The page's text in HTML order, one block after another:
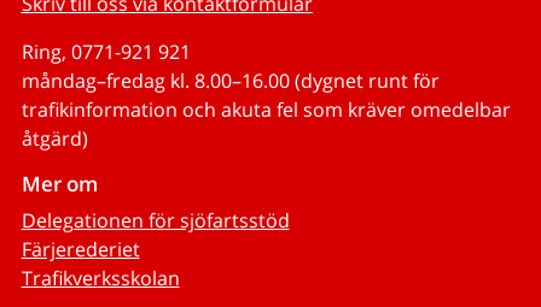
Ring, 0771-921 921
måndag–fredag kl. 8.00–16.00 (dygnet runt för
trafikinformation och akuta fel som kräver omedelbar
åtgärd)
Mer om
Delegationen för sjöfartsstöd
Färjerederiet
Trafikverksskolan